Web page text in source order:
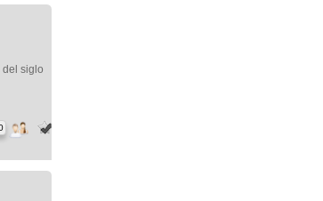
del siglo